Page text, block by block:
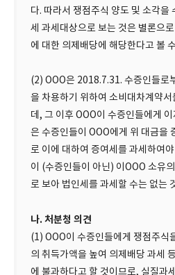
다. 따라서 쟁점주식 양도 및 소각을
세 과세대상으로 보는 것은 별론으
에 대한 의제배당에 해당한다고 볼
(2) OOO은 2018.7.31. 수증인들로
을 차용하기 위하여 소비대차계약
데, 그 이후 OOO이 수증인들에게
은 수증인들이 OOO에게 위 대금을
로 이에 대하여 증여세를 과세하여
이 (수증인들이 아닌) 이OOO 소유
로 보아 법인세를 과세할 수는 없는
나. 처분청 의견
(1) OOO이 수증인들에게 쟁점주식
의 취득가액을 높여 의제배당 과세
에 불과하다고 할 것이므로, 실질과